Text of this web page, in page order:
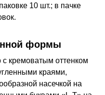
10 шт.; в пачке
формы
с кремоватым оттенком
краями,
насечкой на